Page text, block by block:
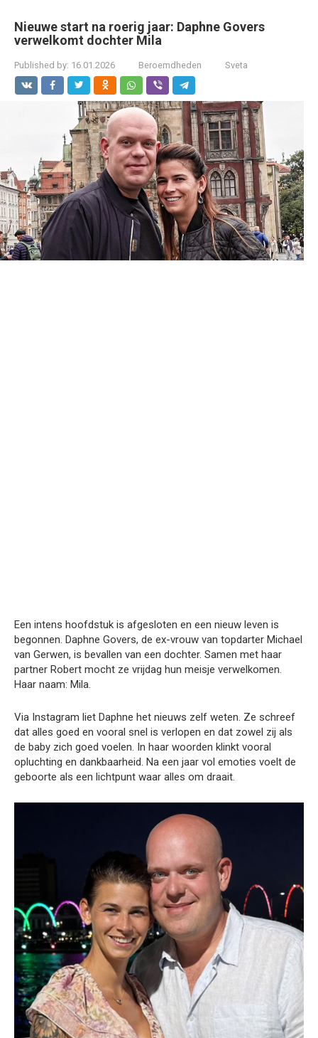
Nieuwe start na roerig jaar: Daphne Govers
verwelkomt dochter Mila
Published by: 16.01.2026 Beroemdheden Sveta
Een intens hoofdstuk is afgesloten en een nieuw leven is
begonnen. Daphne Govers, de ex-vrouw van topdarter Michael
van Gerwen, is bevallen van een dochter. Samen met haar
partner Robert mocht ze vrijdag hun meisje verwelkomen.
Haar naam: Mila.
Via Instagram liet Daphne het nieuws zelf weten. Ze schreef
dat alles goed en vooral snel is verlopen en dat zowel zij als
de baby zich goed voelen. In haar woorden klinkt vooral
opluchting en dankbaarheid. Na een jaar vol emoties voelt de
geboorte als een lichtpunt waar alles om draait.